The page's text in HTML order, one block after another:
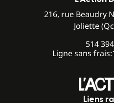
216, rue Beaudry
Joliette
514
Ligne sans frais:
Liens